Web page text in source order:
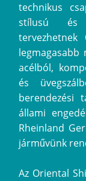
technikus
stílusú és
tervezhetnek
legmagasabb
acélból,
és
berendezési
állami
Rheinland
járművünk
Az Oriental